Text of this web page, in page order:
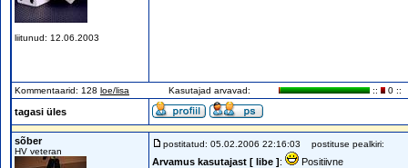
liitunud: 12.06.2003
Kommentaarid: 128 loe/lisa Kasutajad arvavad: :: 0 ::
tagasi üles
sõber
HV veteran
postitatud: 05.02.2006 22:16:03 postituse pealkiri:
Arvamus kasutajast [ libe ]: Positiivne